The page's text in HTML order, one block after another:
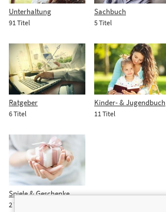
Unterhaltung
91 Titel
Sachbuch
5 Titel
Ratgeber
6 Titel
Kinder- & Jugendbuch
11 Titel
Spiele & Geschenke
2 Titel